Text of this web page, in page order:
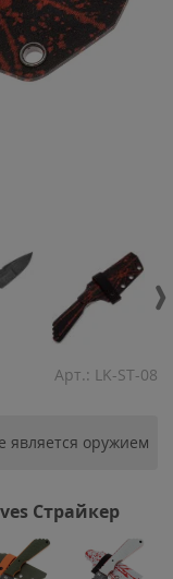
Арт.: LK-ST-08
является оружием
Страйкер